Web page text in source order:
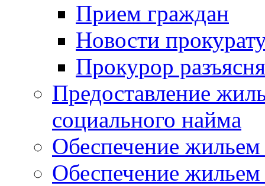
Прием граждан
Новости
Прокурор
Предоставление
социального найма
Обеспечение
Обеспечение